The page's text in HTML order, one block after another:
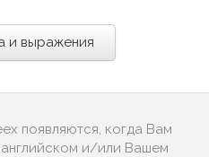
и выражения
появляются, когда Вам
и/или Вашем